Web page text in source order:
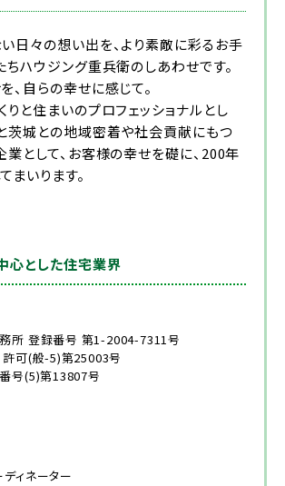
日々の想い出を、より素敵に彩るお手
ちハウジング重兵衛のしあわせです。
、自らの幸せに感じて。
りと住まいのプロフェッショナルとし
茨城との地域密着や社会貢献にもつ
業として、お客様の幸せを礎に、200年
まいります。
心とした住宅業界
務所 登録番号 第1-2004-7311号
許可(般-5)第25003号
号(5)第13807号
ディネーター